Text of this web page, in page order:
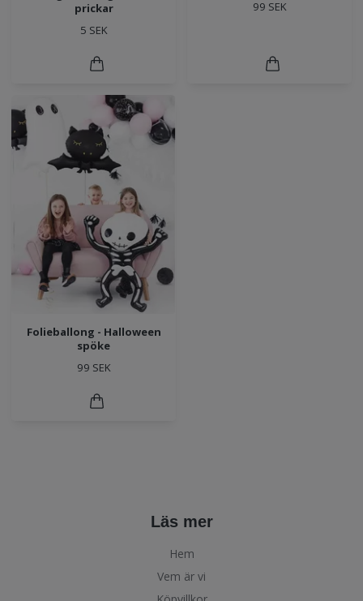
prickar
5 SEK
99 SEK
Folieballong - Halloween
spöke
99 SEK
Läs mer
Hem
Vem är vi